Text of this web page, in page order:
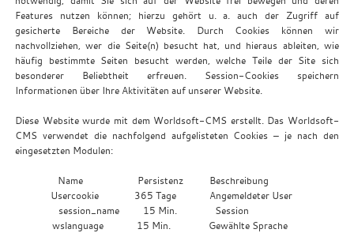
Features nutzen können; hierzu gehört u. a. auch der Zugriff auf
gesicherte Bereiche der Website. Durch Cookies können wir
nachvollziehen, wer die Seite(n) besucht hat, und hieraus ableiten, wie
häufig bestimmte Seiten besucht werden, welche Teile der Site sich
besonderer Beliebtheit erfreuen. Session-Cookies speichern
Informationen über Ihre Aktivitäten auf unserer Website.
Diese Website wurde mit dem Worldsoft-CMS erstellt. Das Worldsoft-
CMS verwendet die nachfolgend aufgelisteten Cookies – je nach den
eingesetzten Modulen:
Name Persistenz Beschreibung
Usercookie 365 Tage Angemeldeter User
session_name 15 Min. Session
wslanguage 15 Min. Gewählte Sprache